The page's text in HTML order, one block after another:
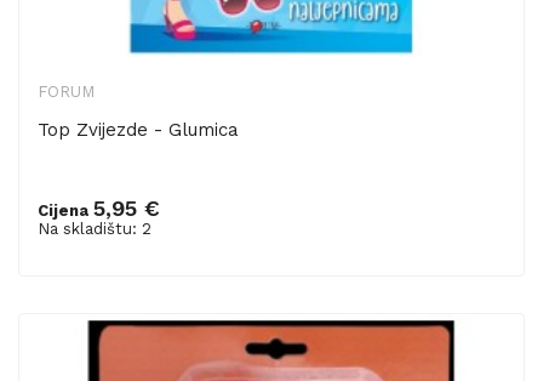
FORUM
Top Zvijezde - Glumica
Cijena 5,95 €
Na skladištu: 2
Dodaj u košaricu